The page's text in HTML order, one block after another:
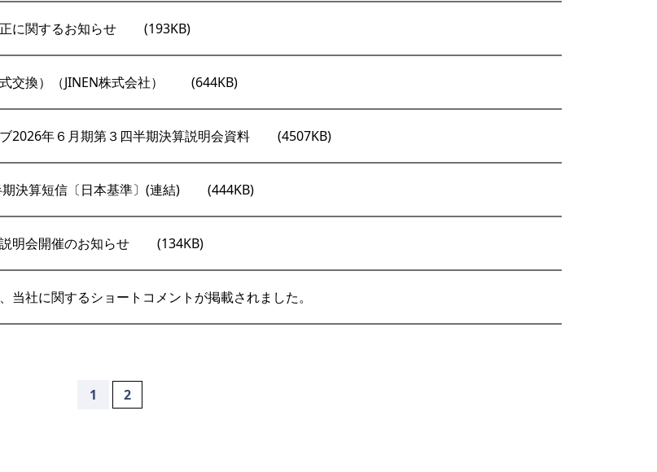
に関するお知らせ (193KB)
交換）（JINEN株式会社） (644KB)
2026年６月期第３四半期決算説明会資料 (4507KB)
決算短信〔日本基準〕(連結) (444KB)
明会開催のお知らせ (134KB)
当社に関するショートコメントが掲載されました。
1 2